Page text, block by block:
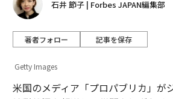
石井 節子 | Forbes JAPAN編集部
著者フォロー 記事を保存
Getty Images
米国のメディア「プロパブリカ」が